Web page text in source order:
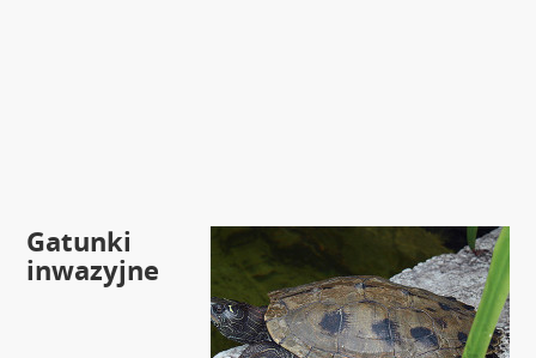
Gatunki
inwazyjne